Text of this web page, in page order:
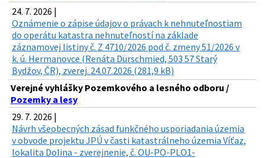
24. 7. 2026 |
Oznámenie o zápise údajov o právach k nehnuteľnostiam
do operátu katastra nehnuteľností na základe
záznamovej listiny č. Z 4710/2026 pod č. zmeny 51/2026 v
k. ú. Hermanovce (Renáta Dürschmied, 503 57 Starý
Bydžov, ČR), zverej. 24.07.2026 (281,9 kB)
Verejné vyhlášky Pozemkového a lesného odboru /
Pozemky a lesy
29. 7. 2026 |
Návrh všeobecných zásad funkčného usporiadania územia
v obvode projektu JPÚ v časti katastrálneho územia Víťaz,
lokalita Dolina - zverejnenie, č. OU-PO-PLO1-